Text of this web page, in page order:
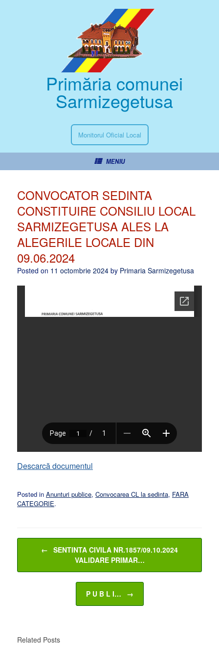
Primăria comunei
Sarmizegetusa
Monitorul Oficial Local
MENIU
CONVOCATOR SEDINTA
CONSTITUIRE CONSILIU LOCAL
SARMIZEGETUSA ALES LA
ALEGERILE LOCALE DIN
09.06.2024
Posted on 11 octombrie 2024 by Primaria Sarmizegetusa
Descarcă documentul
Posted in Anunturi publice, Convocarea CL la sedinta, FARA
CATEGORIE.
Post navigation
← SENTINTA CIVILA NR.1857/09.10.2024
VALIDARE PRIMAR…
P U B L I… →
Related Posts